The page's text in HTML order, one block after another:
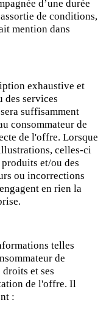
d’une durée
de conditions,
mention dans
exhaustive et
des services
suffisamment
consommateur de
de l'offre. Lorsque
celles-ci
et/ou des
ou incorrections
en rien la
telles
de
et ses
de l'offre. Il
: